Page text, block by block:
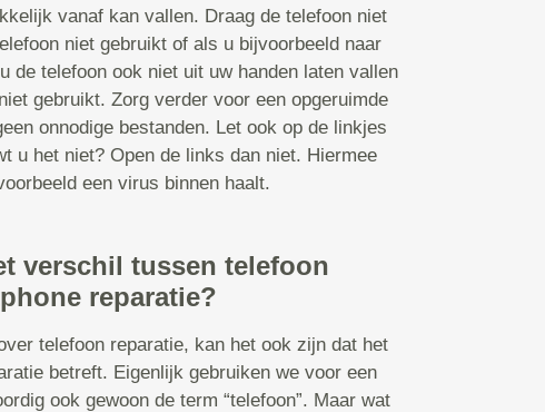
vanaf kan vallen. Draag de telefoon niet
niet gebruikt of als u bijvoorbeeld naar
de telefoon ook niet uit uw handen laten vallen
gebruikt. Zorg verder voor een opgeruimde
onnodige bestanden. Let ook op de linkjes
u het niet? Open de links dan niet. Hiermee
een virus binnen haalt.
verschil tussen telefoon
reparatie?
telefoon reparatie, kan het ook zijn dat het
betreft. Eigenlijk gebruiken we voor een
ook gewoon de term “telefoon”. Maar wat